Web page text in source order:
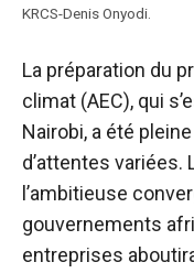
KRCS-Denis Onyodi.
La préparation du
climat (AEC), qui
Nairobi, a été
d’attentes variées.
l’ambitieuse
gouvernements
entreprises